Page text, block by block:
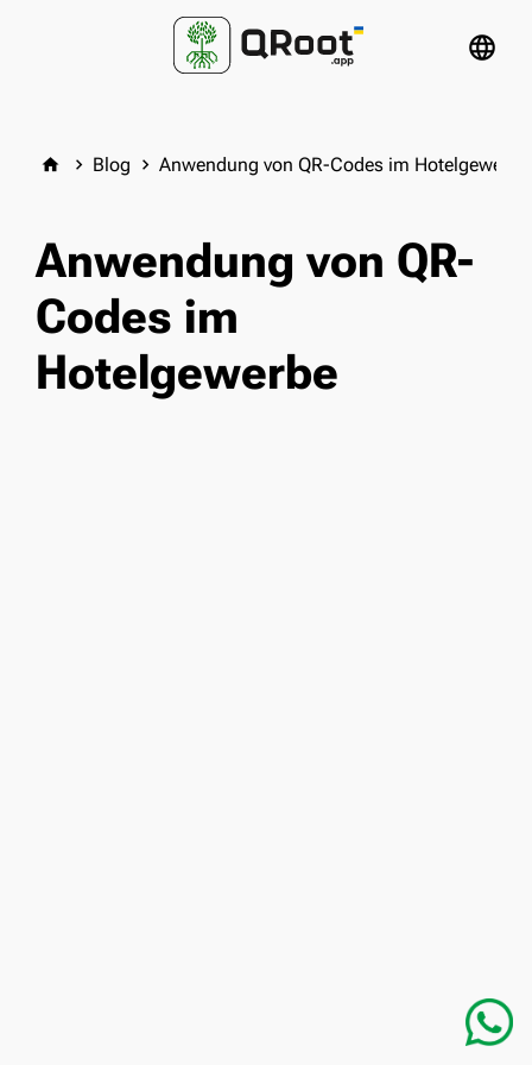
language
home keyboard_arrow_right Blog keyboard_arrow_right Anwendung von QR-Codes im Hotelgewerbe
Anwendung von QR-
Codes im
Hotelgewerbe